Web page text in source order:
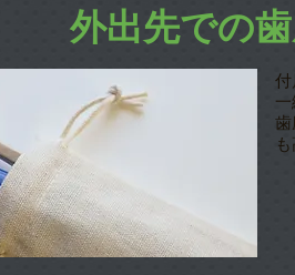
外出先での
付
歯